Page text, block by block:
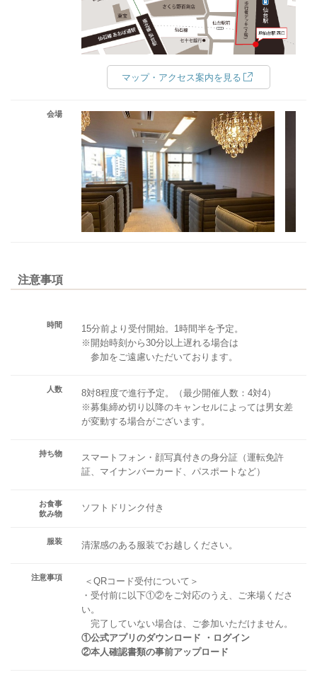
マップ・アクセス案内を見る
会場
注意事項
時間
15分前より受付開始。1時間半を予定。
※開始時刻から30分以上遅れる場合は
参加をご遠慮いただいております。
人数
8対8程度で進行予定。（最少開催人数：4対4）
※募集締め切り以降のキャンセルによっては男女差
が変動する場合がございます。
持ち物
スマートフォン・顔写真付きの身分証（運転免許
証、マイナンバーカード、パスポートなど）
お食事
飲み物
ソフトドリンク付き
服装 清潔感のある服装でお越しください。
注意事項
＜QRコード受付について＞
・受付前に以下①②をご対応のうえ、ご来場くださ
い。
完了していない場合は、ご参加いただけません。
①公式アプリのダウンロード ・ログイン
②本人確認書類の事前アップロード